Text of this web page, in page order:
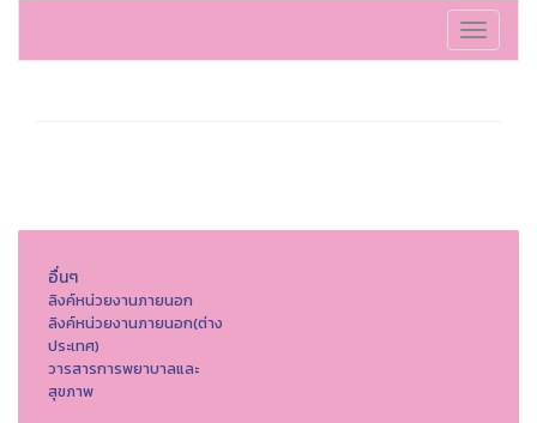
Toggle
อื่นๆ
ลิงค์หน่วยงานภายนอก
ลิงค์หน่วยงานภายนอก(ต่าง
ประเทศ)
วารสารการพยาบาลและ
สุขภาพ